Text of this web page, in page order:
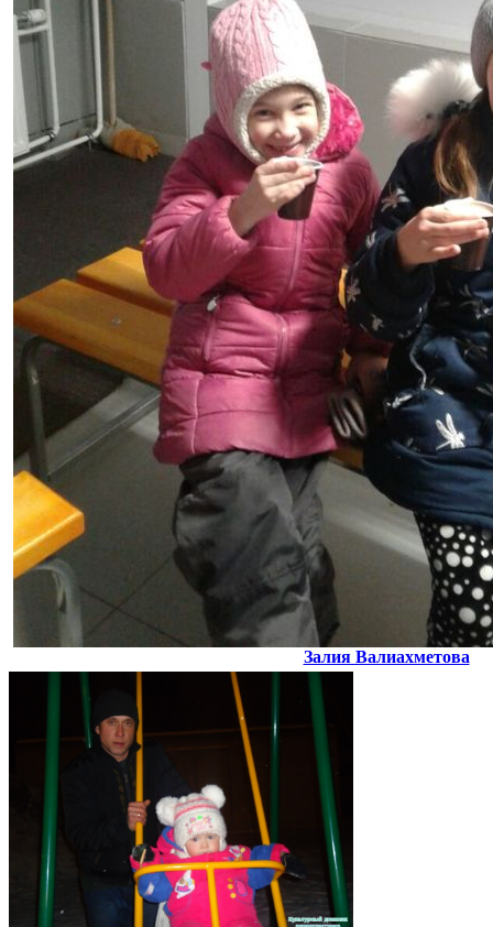
Залия Валиахметова